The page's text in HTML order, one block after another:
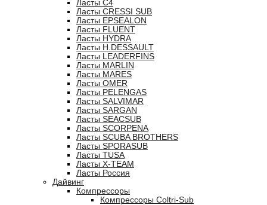
Ласты C4
Ласты CRESSI SUB
Ласты EPSEALON
Ласты FLUENT
Ласты HYDRA
Ласты H.DESSAULT
Ласты LEADERFINS
Ласты MARLIN
Ласты MARES
Ласты OMER
Ласты PELENGAS
Ласты SALVIMAR
Ласты SARGAN
Ласты SEACSUB
Ласты SCORPENA
Ласты SCUBA BROTHERS
Ласты SPORASUB
Ласты TUSA
Ласты X-TEAM
Ласты Россия
Дайвинг
Компрессоры
Компрессоры Coltri-Sub